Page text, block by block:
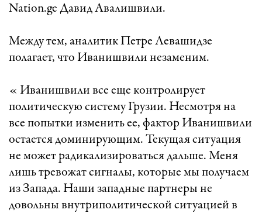
Nation.ge Давид Авалишвили.
Между тем, аналитик Петре Левашидзе
полагает, что Иванишвили незаменим.
« Иванишвили все еще контролирует
политическую систему Грузии. Несмотря на
все попытки изменить ее, фактор Иванишвили
остается доминирующим. Текущая ситуация
не может радикализироваться дальше. Меня
лишь тревожат сигналы, которые мы получаем
из Запада. Наши западные партнеры не
довольны внутриполитической ситуацией в